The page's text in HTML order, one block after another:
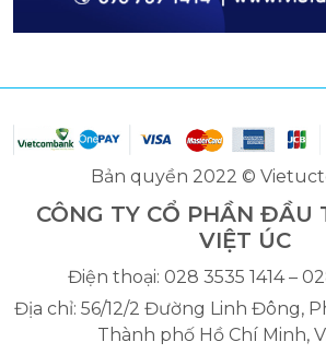
Bản quyền 2022 ©
CÔNG TY CỔ PHẦN ĐẦU
VIỆT ÚC
Điện thoại: 028 3535 1414 –
Địa chỉ: 56/12/2 Đường Linh Đông,
Thành phố Hồ Chí Minh,